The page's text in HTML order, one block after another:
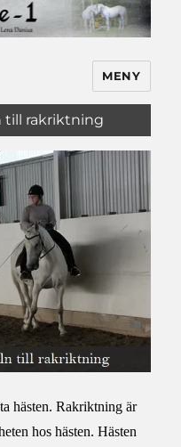
MENY
till rakriktning
hästen. Rakriktning är
hos hästen. Hästen